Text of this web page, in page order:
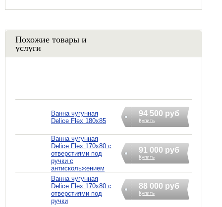
Похожие товары и
услуги
Ванна чугунная
Delice Flex 180x85
94 500 руб
Купить
Ванна чугунная
Delice Flex 170x80 с
отверстиями под
ручки с
антискольжением
91 000 руб
Купить
Ванна чугунная
Delice Flex 170x80 с
отверстиями под
ручки
88 000 руб
Купить